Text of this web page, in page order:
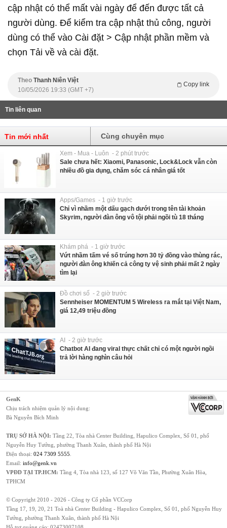
cập nhật có thể mất vài ngày để đến được tất cả
người dùng. Để kiểm tra cập nhật thủ công, người
dùng có thể vào Cài đặt > Cập nhật phần mềm và
chọn Tải về và cài đặt.
Theo Thanh Niên Việt
Copy link
10/05/2026 19:33 (GMT +7)
Tin liên quan
Tin mới nhất Cùng chuyên mục
Xem - Mua - Luôn - 2 phút trước
Sale chưa hết: Xiaomi, Panasonic, Lock&Lock vẫn còn
nhiều đồ gia dụng, chăm sóc cá nhân giá tốt
Apps/Games - 1 giờ trước
Chỉ vì nhầm một dấu gạch dưới trong tên tài khoản
Skyrim, người đàn ông vô tội phải ngồi tù 18 tháng
Khám phá - 1 giờ trước
Vứt nhầm tấm vé số trúng hơn 30 tỷ đồng vào thùng rác,
người đàn ông khiến cả công ty vệ sinh phải mất 2 ngày
tìm lại
Đồ chơi số - 2 giờ trước
Sennheiser MOMENTUM 5 Wireless ra mắt tại Việt Nam,
giá 12,49 triệu đồng
AI - 2 giờ trước
Chatbot AI đang viral thực chất chỉ có một người ngồi
trả lời hàng nghìn câu hỏi
GenK
Chịu trách nhiệm quản lý nội dung:
Bà Nguyễn Bích Minh
TRỤ SỞ HÀ NỘI: Tầng 22, Tòa nhà Center Building, Hapulico Complex, Số 01, phố
Nguyễn Huy Tưởng, phường Thanh Xuân, thành phố Hà Nội
Điện thoại: 024 7309 5555
Email: info@genk.vn
VPĐD TẠI TP.HCM: Tầng 4, Tòa nhà 123, số 127 Võ Văn Tần, Phường Xuân Hòa,
TPHCM
© Copyright 2010 - 2026 - Công ty Cổ phần VCCorp
Tầng 17, 19, 20, 21 Toà nhà Center Building - Hapulico Complex, Số 01, phố Nguyễn Huy
Tưởng, phường Thanh Xuân, thành phố Hà Nội